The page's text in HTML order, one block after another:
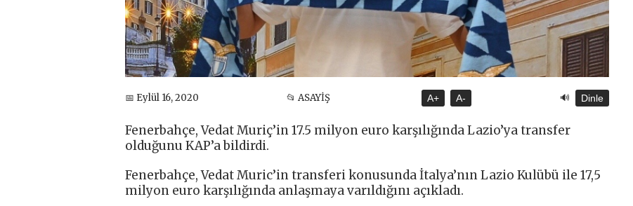
📅 Eylül 16, 2020 📂 ASAYİŞ A+ A- 🔊 Dinle
Fenerbahçe, Vedat Muriç’in 17.5 milyon euro karşılığında Lazio’ya transfer
olduğunu KAP’a bildirdi.
Fenerbahçe, Vedat Muric’in transferi konusunda İtalya’nın Lazio Kulübü ile 17,5
milyon euro karşılığında anlaşmaya varıldığını açıkladı.